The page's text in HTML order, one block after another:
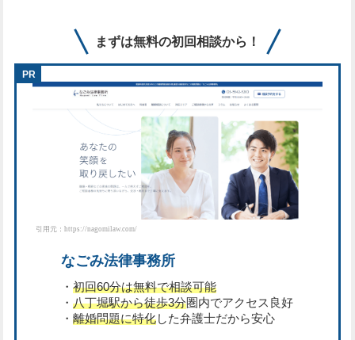
まずは無料の初回相談から！
引用元：https://nagomilaw.com/
なごみ法律事務所
・初回60分は無料で相談可能
・八丁堀駅から徒歩3分圏内でアクセス良好
・離婚問題に特化した弁護士だから安心